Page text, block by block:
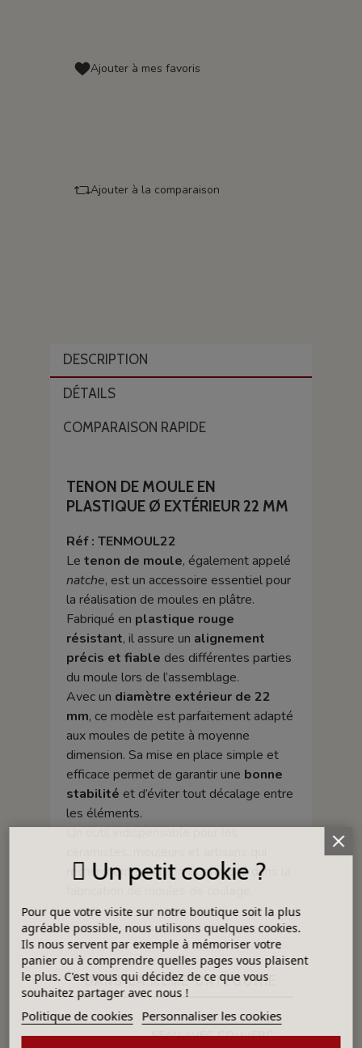
Ajouter à mes favoris
Ajouter à la comparaison
DESCRIPTION
DÉTAILS
COMPARAISON RAPIDE
TENON DE MOULE EN
PLASTIQUE Ø EXTÉRIEUR 22 MM
Réf : TENMOUL22
Le tenon de moule, également appelé
natche, est un accessoire essentiel pour
la réalisation de moules en plâtre.
Fabriqué en plastique rouge
résistant, il assure un alignement
précis et fiable des différentes parties
du moule lors de l’assemblage.
Avec un diamètre extérieur de 22
mm, ce modèle est parfaitement adapté
aux moules de petite à moyenne
dimension. Sa mise en place simple et
efficace permet de garantir une bonne
stabilité et d’éviter tout décalage entre
les éléments.
Un outil indispensable pour les
recherchent précision et praticité dans la
fabrication de moules de coulage.
DANS LA MÊME CATÉGORIE
SEAU AVEC COUVERCLE ETANCHE 10 L
Un petit cookie ?
Pour que votre visite sur notre boutique soit la plus
agréable possible, nous utilisons quelques cookies.
Ils nous servent par exemple à mémoriser votre
panier ou à comprendre quelles pages vous plaisent
le plus. C'est vous qui décidez de ce que vous
souhaitez partager avec nous !
Politique de cookies Personnaliser les cookies